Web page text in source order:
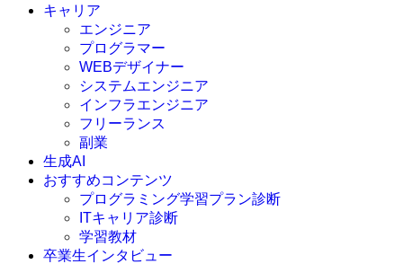
C言語
C#
VBA
Go言語
Kotlin
Java
JavaScript
Swift
Ruby
その他言語
キャリア
エンジニア
プログラマー
WEBデザイナー
システムエンジニア
インフラエンジニア
フリーランス
副業
生成AI
おすすめコンテンツ
プログラミング学習プラン診断
ITキャリア診断
学習教材
卒業生インタビュー